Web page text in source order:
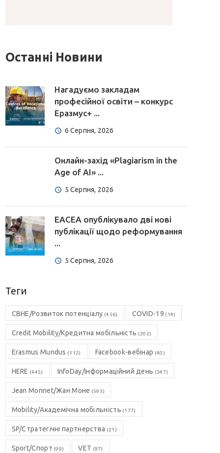
Останні Новини
Нагадуємо закладам
професійної освіти – конкурс
Еразмус+ ...
6 Серпня, 2026
Онлайн-захід «Plagiarism in the
Age of AI» ...
5 Серпня, 2026
EACEA опублікувало дві нові
публікації щодо реформування
...
5 Серпня, 2026
Теги
CBHE/Розвиток потенціалу (456) COVID-19 (14)
Credit Mobility/Кредитна мобільність (202)
Erasmus Mundus (112) Facebook-вебінар (40)
HERE (445) InfoDay/Інформаційний день (347)
Jean Monnet/Жан Моне (593)
Mobility/Академічна мобільність (177)
SP/Стратегічні партнерства (21)
Sport/Спорт (99) VET (97)